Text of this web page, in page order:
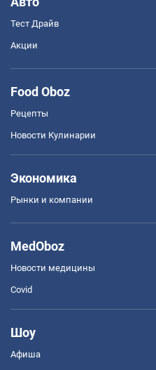
Тест Драйв
Акции
Food Oboz
Рецепты
Новости Кулинарии
Экономика
Рынки и компании
MedOboz
Новости медицины
Covid
Шоу
Афиша